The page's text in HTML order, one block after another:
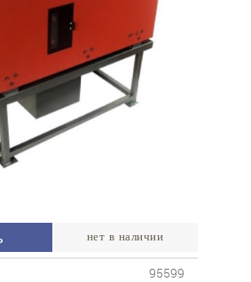
нет в наличии
95599